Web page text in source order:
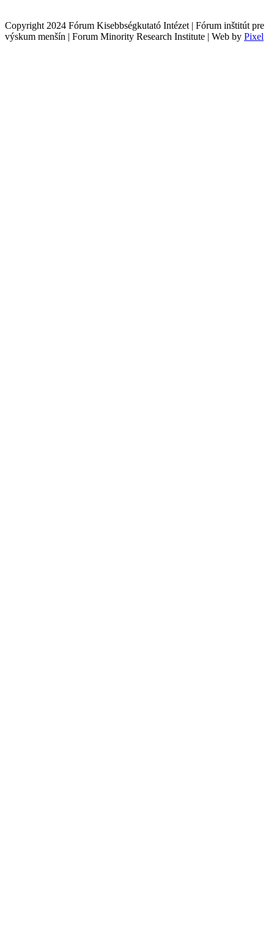
Copyright 2024 Fórum Kisebbségkutató Intézet | Fórum inštitút pre
výskum menšín | Forum Minority Research Institute | Web by Pixel